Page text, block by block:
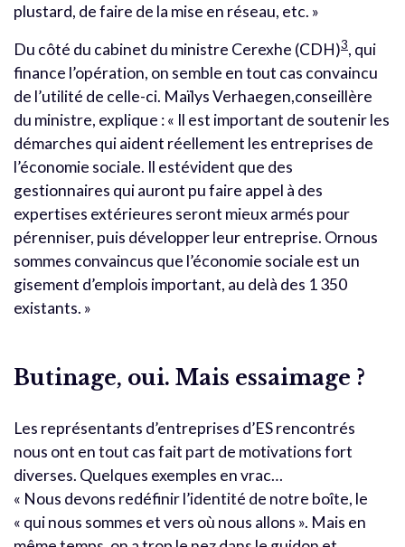
plustard, de faire de la mise en réseau, etc. »
Du côté du cabinet du ministre Cerexhe (CDH)3, qui
finance l’opération, on semble en tout cas convaincu
de l’utilité de celle-ci. Maïlys Verhaegen,conseillère
du ministre, explique : « Il est important de soutenir les
démarches qui aident réellement les entreprises de
l’économie sociale. Il estévident que des
gestionnaires qui auront pu faire appel à des
expertises extérieures seront mieux armés pour
pérenniser, puis développer leur entreprise. Ornous
sommes convaincus que l’économie sociale est un
gisement d’emplois important, au delà des 1 350
existants. »
Butinage, oui. Mais essaimage ?
Les représentants d’entreprises d’ES rencontrés
nous ont en tout cas fait part de motivations fort
diverses. Quelques exemples en vrac…
« Nous devons redéfinir l’identité de notre boîte, le
« qui nous sommes et vers où nous allons ». Mais en